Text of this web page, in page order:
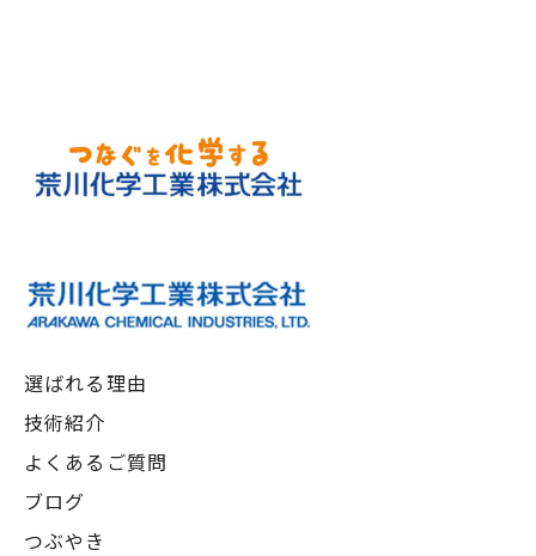
選ばれる理由
技術紹介
よくあるご質問
ブログ
つぶやき